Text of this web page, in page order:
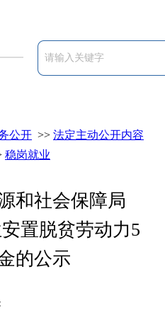
公开 >> 法定主动公开内容
稳岗就业
和社会保障局
置脱贫劳动力5
的公示